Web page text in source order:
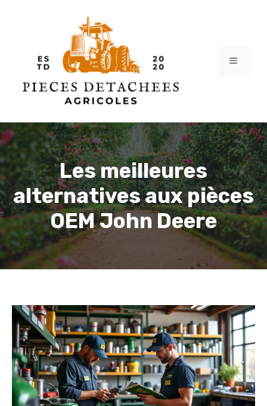
MENU
Les meilleures
alternatives aux pièces
OEM John Deere